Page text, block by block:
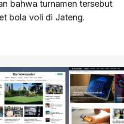
bahwa turnamen tersebut
bola voli di Jateng.